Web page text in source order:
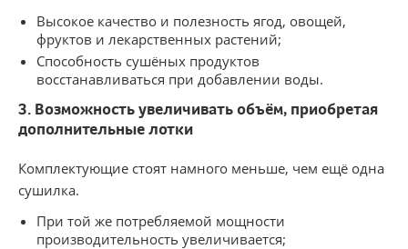
Высокое качество и полезность ягод, овощей,
фруктов и лекарственных растений;
Способность сушёных продуктов
восстанавливаться при добавлении воды.
3. Возможность увеличивать объём, приобретая
дополнительные лотки
Комплектующие стоят намного меньше, чем ещё одна
сушилка.
При той же потребляемой мощности
производительность увеличивается;